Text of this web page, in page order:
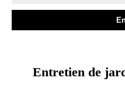
Entretien de